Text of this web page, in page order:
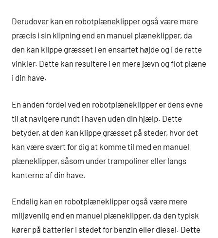
Derudover kan en robotplæneklipper også være mere
præcis i sin klipning end en manuel plæneklipper, da
den kan klippe græsset i en ensartet højde og i de rette
vinkler. Dette kan resultere i en mere jævn og flot plæne
i din have.
En anden fordel ved en robotplæneklipper er dens evne
til at navigere rundt i haven uden din hjælp. Dette
betyder, at den kan klippe græsset på steder, hvor det
kan være svært for dig at komme til med en manuel
plæneklipper, såsom under trampoliner eller langs
kanterne af din have.
Endelig kan en robotplæneklipper også være mere
miljøvenlig end en manuel plæneklipper, da den typisk
kører på batterier i stedet for benzin eller diesel. Dette